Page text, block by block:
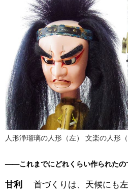
人形浄瑠璃の人形（左） 文楽の人形（
——これまでにどれくらい作られたの
甘利
首づくりは、天候にも